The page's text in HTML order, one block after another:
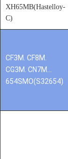
ХН65МВ(Hastelloy-
C)
CF3M. CF8M.
CG3M. CN7M…
654SMO(S32654)